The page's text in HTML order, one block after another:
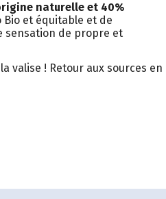
naturelle et 40%
Bio et équitable et de
sensation de propre et
valise ! Retour aux sources